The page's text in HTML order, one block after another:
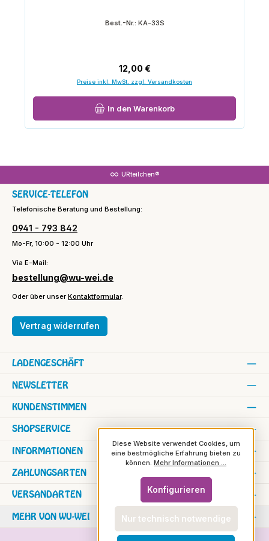
Best.-Nr.: KA-33S
Regulärer Preis:
12,00 €
Preise inkl. MwSt. zzgl. Versandkosten
In den Warenkorb
URteilchen®
SERVICE-TELEFON
Telefonische Beratung und Bestellung:
0941 - 793 842
Mo-Fr, 10:00 - 12:00 Uhr
Via E-Mail:
bestellung@wu-wei.de
Oder über unserKontaktformular.
Vertrag widerrufen
SHOPSERVICE
INFORMATIONEN
NEWSLETTER
KUNDENSTIMMEN
LADENGESCHÄFT
ZAHLUNGSARTEN
VERSANDARTEN
MEHR VON WU-WEI
Diese Website verwendet Cookies, um
eine bestmögliche Erfahrung bieten zu
können. Mehr Informationen ...
Nur technisch notwendige
Konfigurieren